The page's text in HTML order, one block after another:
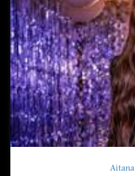
Aitana